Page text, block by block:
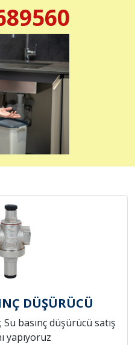
DÜŞÜRÜCÜ
basınç düşürücü satış
yapıyoruz